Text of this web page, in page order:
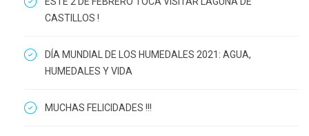
CASTILLOS !
DÍA MUNDIAL DE LOS HUMEDALES 2021: AGUA,
HUMEDALES Y VIDA
MUCHAS FELICIDADES !!!